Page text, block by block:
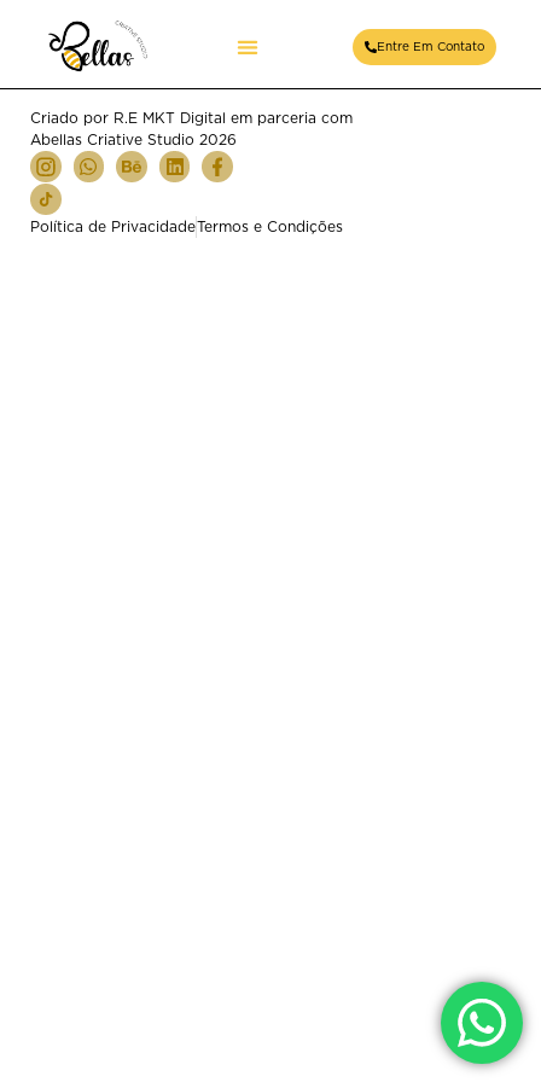
Entre Em Contato
Verbo Gentileza 23
Criado por R.E MKT Digital em parceria com
Abellas Criative Studio 2026
Política de PrivacidadeTermos e Condições